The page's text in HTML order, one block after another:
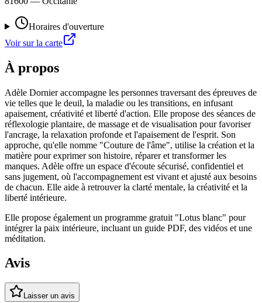
Horaires d'ouverture
Voir sur la carte
À propos
Adèle Dornier accompagne les personnes traversant des épreuves de
vie telles que le deuil, la maladie ou les transitions, en infusant
apaisement, créativité et liberté d'action. Elle propose des séances de
réflexologie plantaire, de massage et de visualisation pour favoriser
l'ancrage, la relaxation profonde et l'apaisement de l'esprit. Son
approche, qu'elle nomme "Couture de l'âme", utilise la création et la
matière pour exprimer son histoire, réparer et transformer les
manques. Adèle offre un espace d'écoute sécurisé, confidentiel et
sans jugement, où l'accompagnement est vivant et ajusté aux besoins
de chacun. Elle aide à retrouver la clarté mentale, la créativité et la
liberté intérieure.
Elle propose également un programme gratuit "Lotus blanc" pour
intégrer la paix intérieure, incluant un guide PDF, des vidéos et une
méditation.
Avis
Laisser un avis